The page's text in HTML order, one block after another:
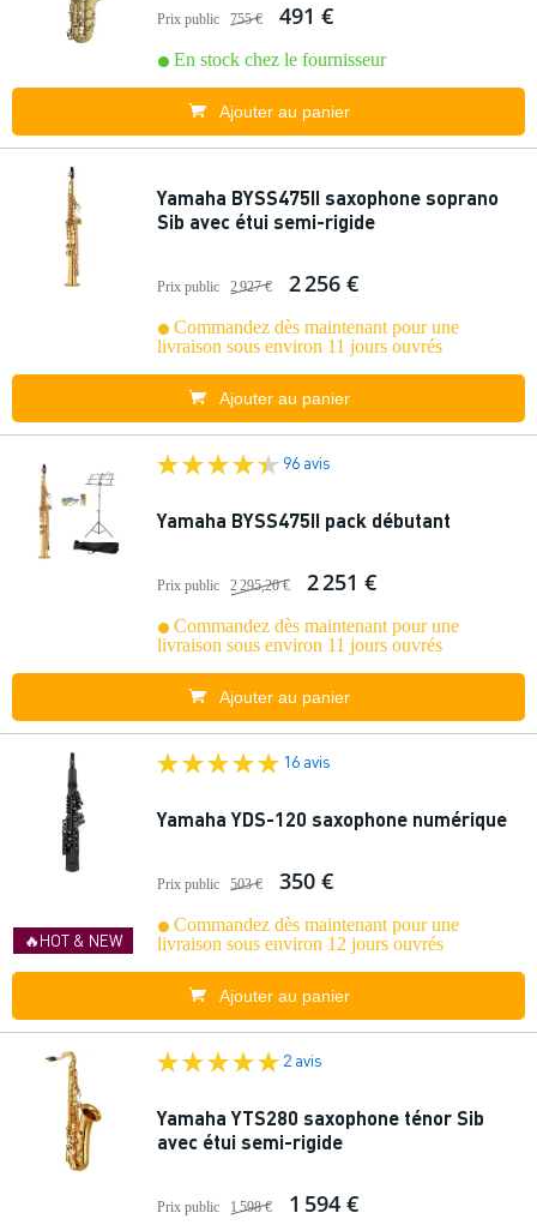
Prix public 755 € 491 €
En stock chez le fournisseur
Ajouter au panier
Yamaha BYSS475II saxophone soprano
Sib avec étui semi-rigide
Prix public 2 927 € 2 256 €
Commandez dès maintenant pour une
livraison sous environ 11 jours ouvrés
Ajouter au panier
96 avis
Yamaha BYSS475II pack débutant
Prix public 2 295,20 € 2 251 €
Commandez dès maintenant pour une
livraison sous environ 11 jours ouvrés
Ajouter au panier
🔥HOT & NEW
16 avis
Yamaha YDS-120 saxophone numérique
Prix public 503 € 350 €
Commandez dès maintenant pour une
livraison sous environ 12 jours ouvrés
Ajouter au panier
2 avis
Yamaha YTS280 saxophone ténor Sib
avec étui semi-rigide
Prix public 1 598 € 1 594 €